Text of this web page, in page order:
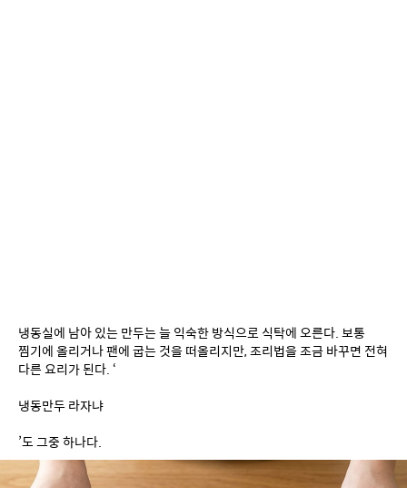
냉동실에 남아 있는 만두는 늘 익숙한 방식으로 식탁에 오른다. 보통
찜기에 올리거나 팬에 굽는 것을 떠올리지만, 조리법을 조금 바꾸면 전혀
다른 요리가 된다. ‘
냉동만두 라자냐
’도 그중 하나다.